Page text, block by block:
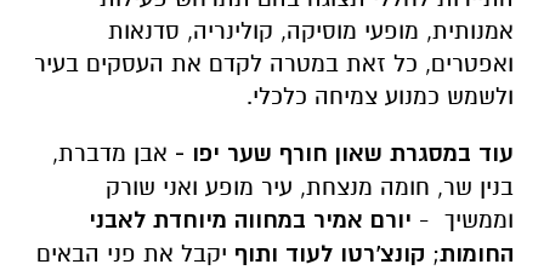
אמנותית, מופעי מוסיקה, קולינריה, סדנאות
ואפטרים, כל זאת במטרה לקדם את העסקים בעיר
ולשמש כמנוע צמיחה כלכלי.
עוד במסגרת שאון חורף שער יפו - אבן מדברת,
בנין שר, חומה מנצחת, עיר מופע ואני שורק
וממשיך - יורם אמיר במחווה מיוחדת לאבני
החומות; קונצ'רטו לעוד ותוף יקבל את פני הבאים